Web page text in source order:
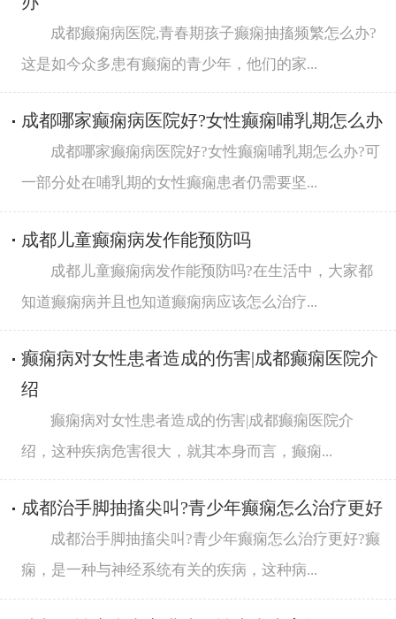
成都癫痫病医院,青春期孩子癫痫抽搐频繁怎么办?
这是如今众多患有癫痫的青少年，他们的家...
成都哪家癫痫病医院好?女性癫痫哺乳期怎么办
成都哪家癫痫病医院好?女性癫痫哺乳期怎么办?可
一部分处在哺乳期的女性癫痫患者仍需要坚...
成都儿童癫痫病发作能预防吗
成都儿童癫痫病发作能预防吗?在生活中，大家都
知道癫痫病并且也知道癫痫病应该怎么治疗...
癫痫病对女性患者造成的伤害|成都癫痫医院介
绍
癫痫病对女性患者造成的伤害|成都癫痫医院介
绍，这种疾病危害很大，就其本身而言，癫痫...
成都治手脚抽搐尖叫?青少年癫痫怎么治疗更好
成都治手脚抽搐尖叫?青少年癫痫怎么治疗更好?癫
痫，是一种与神经系统有关的疾病，这种病...